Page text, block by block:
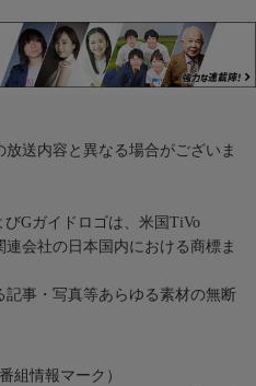
送内容と異なる場合がございま
Gガイドロゴは、米国TiVo
会社の日本国内における商標ま
事・写真等あらゆる素材の無断
組情報マーク）